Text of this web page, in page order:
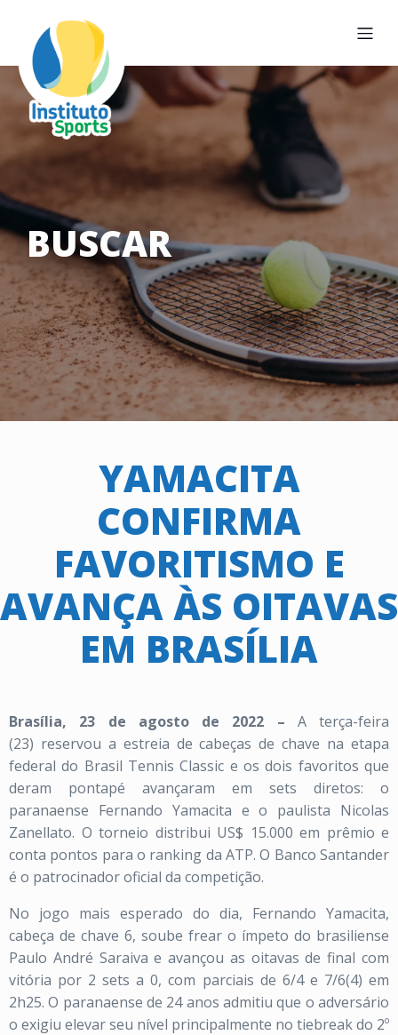
BUSCAR
YAMACITA
CONFIRMA
FAVORITISMO E
AVANÇA ÀS OITAVAS
EM BRASÍLIA
Brasília, 23 de agosto de 2022 – A terça-feira
(23) reservou a estreia de cabeças de chave na etapa
federal do Brasil Tennis Classic e os dois favoritos que
deram pontapé avançaram em sets diretos: o
paranaense Fernando Yamacita e o paulista Nicolas
Zanellato. O torneio distribui US$ 15.000 em prêmio e
conta pontos para o ranking da ATP. O Banco Santander
é o patrocinador oficial da competição.
No jogo mais esperado do dia, Fernando Yamacita,
cabeça de chave 6, soube frear o ímpeto do brasiliense
Paulo André Saraiva e avançou as oitavas de final com
vitória por 2 sets a 0, com parciais de 6/4 e 7/6(4) em
2h25. O paranaense de 24 anos admitiu que o adversário
o exigiu elevar seu nível principalmente no tiebreak do 2º